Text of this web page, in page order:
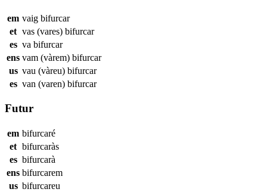
em vaig bifurcar
et vas (vares) bifurcar
es va bifurcar
ens vam (vàrem) bifurcar
us vau (vàreu) bifurcar
es van (varen) bifurcar
Futur
em bifurcaré
et bifurcaràs
es bifurcarà
ens bifurcarem
us bifurcareu